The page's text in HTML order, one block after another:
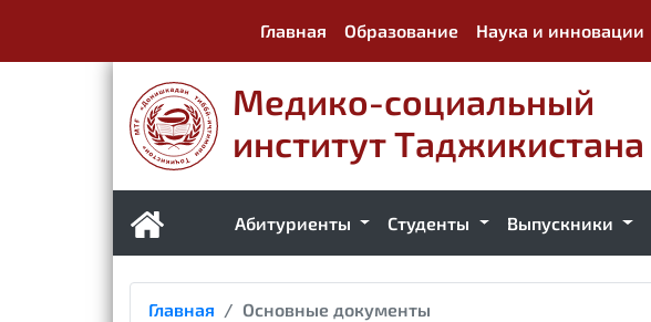
Главная Образование Наука и инновации
Медико-социальный
институт Таджикистана
Абитуриенты Студенты Выпускники
Главная Основные документы